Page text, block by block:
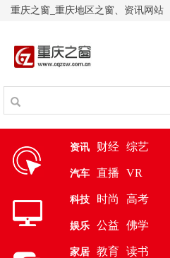
重庆之窗_重庆地区之窗、资讯网站
资讯 财经 综艺
汽车 直播 VR
科技 时尚 高考
娱乐 公益 佛学
家居 教育 读书